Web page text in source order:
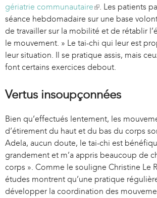
gériatrie communautaire(
l
i
n
k
i
e
r
n
. Les patients
séance hebdomadaire sur une base
de travailler sur la mobilité et de rétablir
le mouvement. » Le tai-chi qui leur est
leur situation. Il se pratique assis, mais
font certains exercices debout.
Vertus insoupçonnées
Bien qu’effectués lentement, les
d’étirement du haut et du bas du corps
Adela, aucun doute, le tai-chi est
grandement et m’a appris beaucoup de
corps ». Comme le souligne Christine Le
études montrent qu’une pratique
développer la coordination des